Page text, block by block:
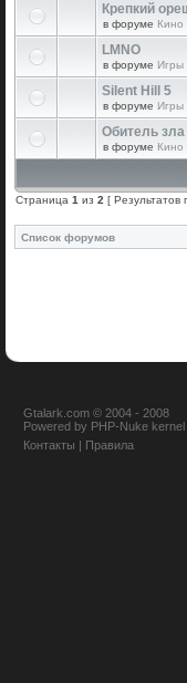
Крепкий
в форуме Кино
LMNO
в форуме Игры
Silent Hill 5
в форуме Игры
Обитель
в форуме Кино
Страница 1 из 2 [ Результатов
Список форумов
Gtalark.com © 2004 - 2008
Powered by PHP-Nuke kernel
Контакты | Правила